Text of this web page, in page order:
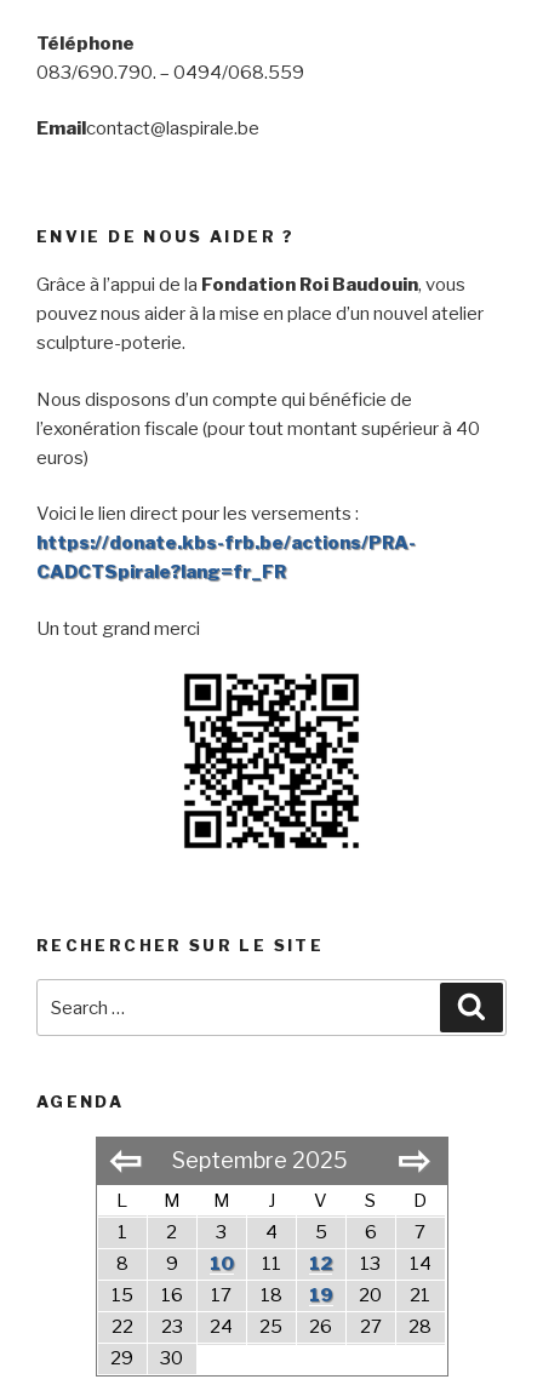
Téléphone
083/690.790. – 0494/068.559
Email contact@laspirale.be
ENVIE DE NOUS AIDER ?
Grâce à l’appui de la Fondation Roi Baudouin, vous
pouvez nous aider à la mise en place d’un nouvel atelier
sculpture-poterie.
Nous disposons d’un compte qui bénéficie de
l’exonération fiscale (pour tout montant supérieur à 40
euros)
Voici le lien direct pour les versements :
https://donate.kbs-frb.be/actions/PRA-
CADCTSpirale?lang=fr_FR
Un tout grand merci
RECHERCHER SUR LE SITE
AGENDA
⇦ Septembre 2025 ⇨
L M M J V S
D
1
2 3 4 5 6
7
8
9 10 11 12 13
14
15
16 17 18 19 20
21
22
23 24 25 26 27
28
29
30